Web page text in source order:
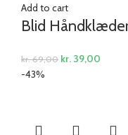
Add to cart
Blid
kr.69,00 kr. 39,00
-43%